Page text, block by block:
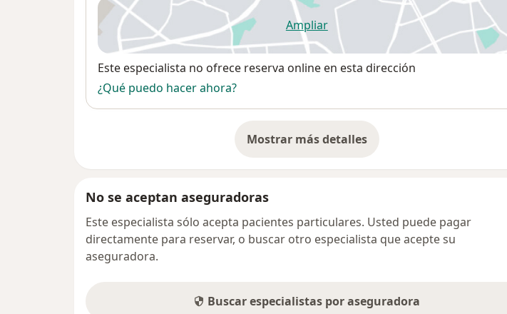
Ampliarse abre en una nueva pestaña
Disponibilidad
Este especialista no ofrece reserva online en esta dirección
¿Qué puedo hacer ahora?
Mostrar más detalles
sobre la dirección
No se aceptan aseguradoras
Este especialista sólo acepta pacientes particulares. Usted puede pagar
directamente para reservar, o buscar otro especialista que acepte su
aseguradora.
Buscar especialistas por aseguradora